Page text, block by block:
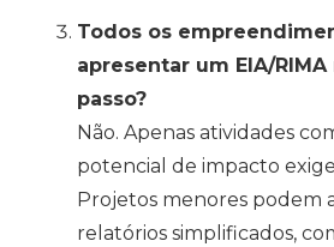
Todos os
apresentar um EIA/
passo?
Não. Apenas atividades
potencial de impacto
Projetos menores podem
relatórios simplificados,